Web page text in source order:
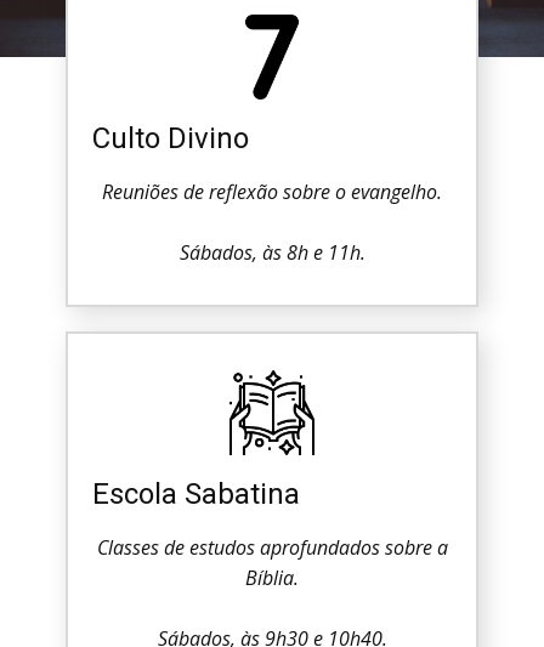
Culto Divino
Reuniões de reflexão sobre o evangelho.
Sábados, às 8h e 11h.
Escola Sabatina
Classes de estudos aprofundados sobre a
Bíblia.
Sábados, às 9h30 e 10h40.